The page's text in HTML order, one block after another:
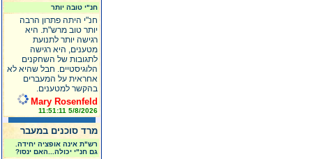
חנ"י טובה יותר
חנ"י היתה פתרון הרבה
יותר טוב מרש"ת. היא
רגישה יותר לתנועת
מטענים, היא רגישה
לתגובות של השחקנים
הלוגיסטיים. חבל שהיא לא
אחראית על המעברים
בהקשר למטענים.
Mary Rosenfeld
5/8/2026 11:51:11
מרד סוכנים במעבר
רש"ת אינה אופציה יחידה.
גם חנ"י יכולה...האם ינסו?